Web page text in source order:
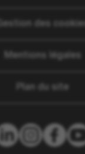
Gestion des cookies
Mentions légales
Plan du site